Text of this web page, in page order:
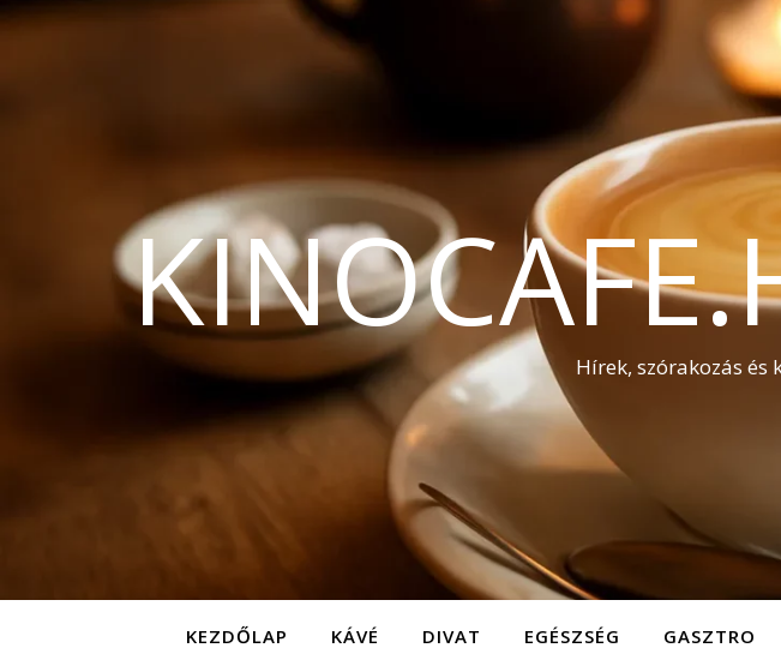
Hírek, szórakozás és
KEZDŐLAP KÁVÉ DIVAT EGÉSZSÉG GASZTRO